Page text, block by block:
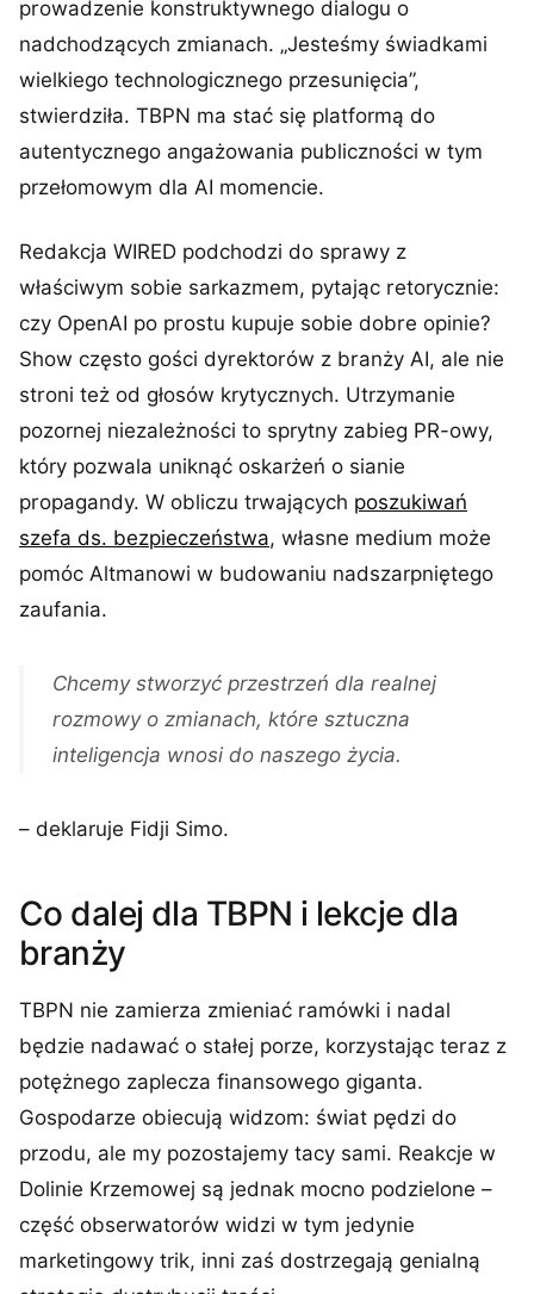
prowadzenie konstruktywnego dialogu o
nadchodzących zmianach. „Jesteśmy świadkami
wielkiego technologicznego przesunięcia”,
stwierdziła. TBPN ma stać się platformą do
autentycznego angażowania publiczności w tym
przełomowym dla AI momencie.
Redakcja WIRED podchodzi do sprawy z
właściwym sobie sarkazmem, pytając retorycznie:
czy OpenAI po prostu kupuje sobie dobre opinie?
Show często gości dyrektorów z branży AI, ale nie
stroni też od głosów krytycznych. Utrzymanie
pozornej niezależności to sprytny zabieg PR-owy,
który pozwala uniknąć oskarżeń o sianie
propagandy. W obliczu trwających poszukiwań
szefa ds. bezpieczeństwa, własne medium może
pomóc Altmanowi w budowaniu nadszarpniętego
zaufania.
Chcemy stworzyć przestrzeń dla realnej
rozmowy o zmianach, które sztuczna
inteligencja wnosi do naszego życia.
– deklaruje Fidji Simo.
Co dalej dla TBPN i lekcje dla
branży
TBPN nie zamierza zmieniać ramówki i nadal
będzie nadawać o stałej porze, korzystając teraz z
potężnego zaplecza finansowego giganta.
Gospodarze obiecują widzom: świat pędzi do
przodu, ale my pozostajemy tacy sami. Reakcje w
Dolinie Krzemowej są jednak mocno podzielone –
część obserwatorów widzi w tym jedynie
marketingowy trik, inni zaś dostrzegają genialną